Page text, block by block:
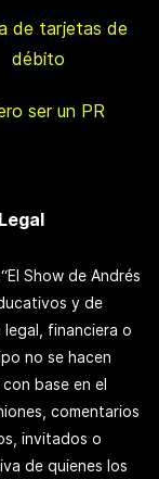
de tarjetas de
débito
ser un PR
Show de Andrés
y de
financiera o
no se hacen
base en el
comentarios
invitados o
de quienes los